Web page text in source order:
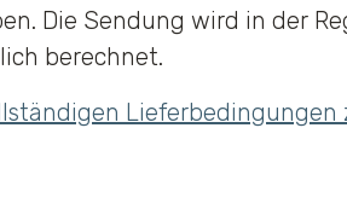
Die Sendung wird in der
berechnet.
Lieferbedingungen